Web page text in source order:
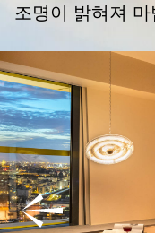
조명이 밝혀져